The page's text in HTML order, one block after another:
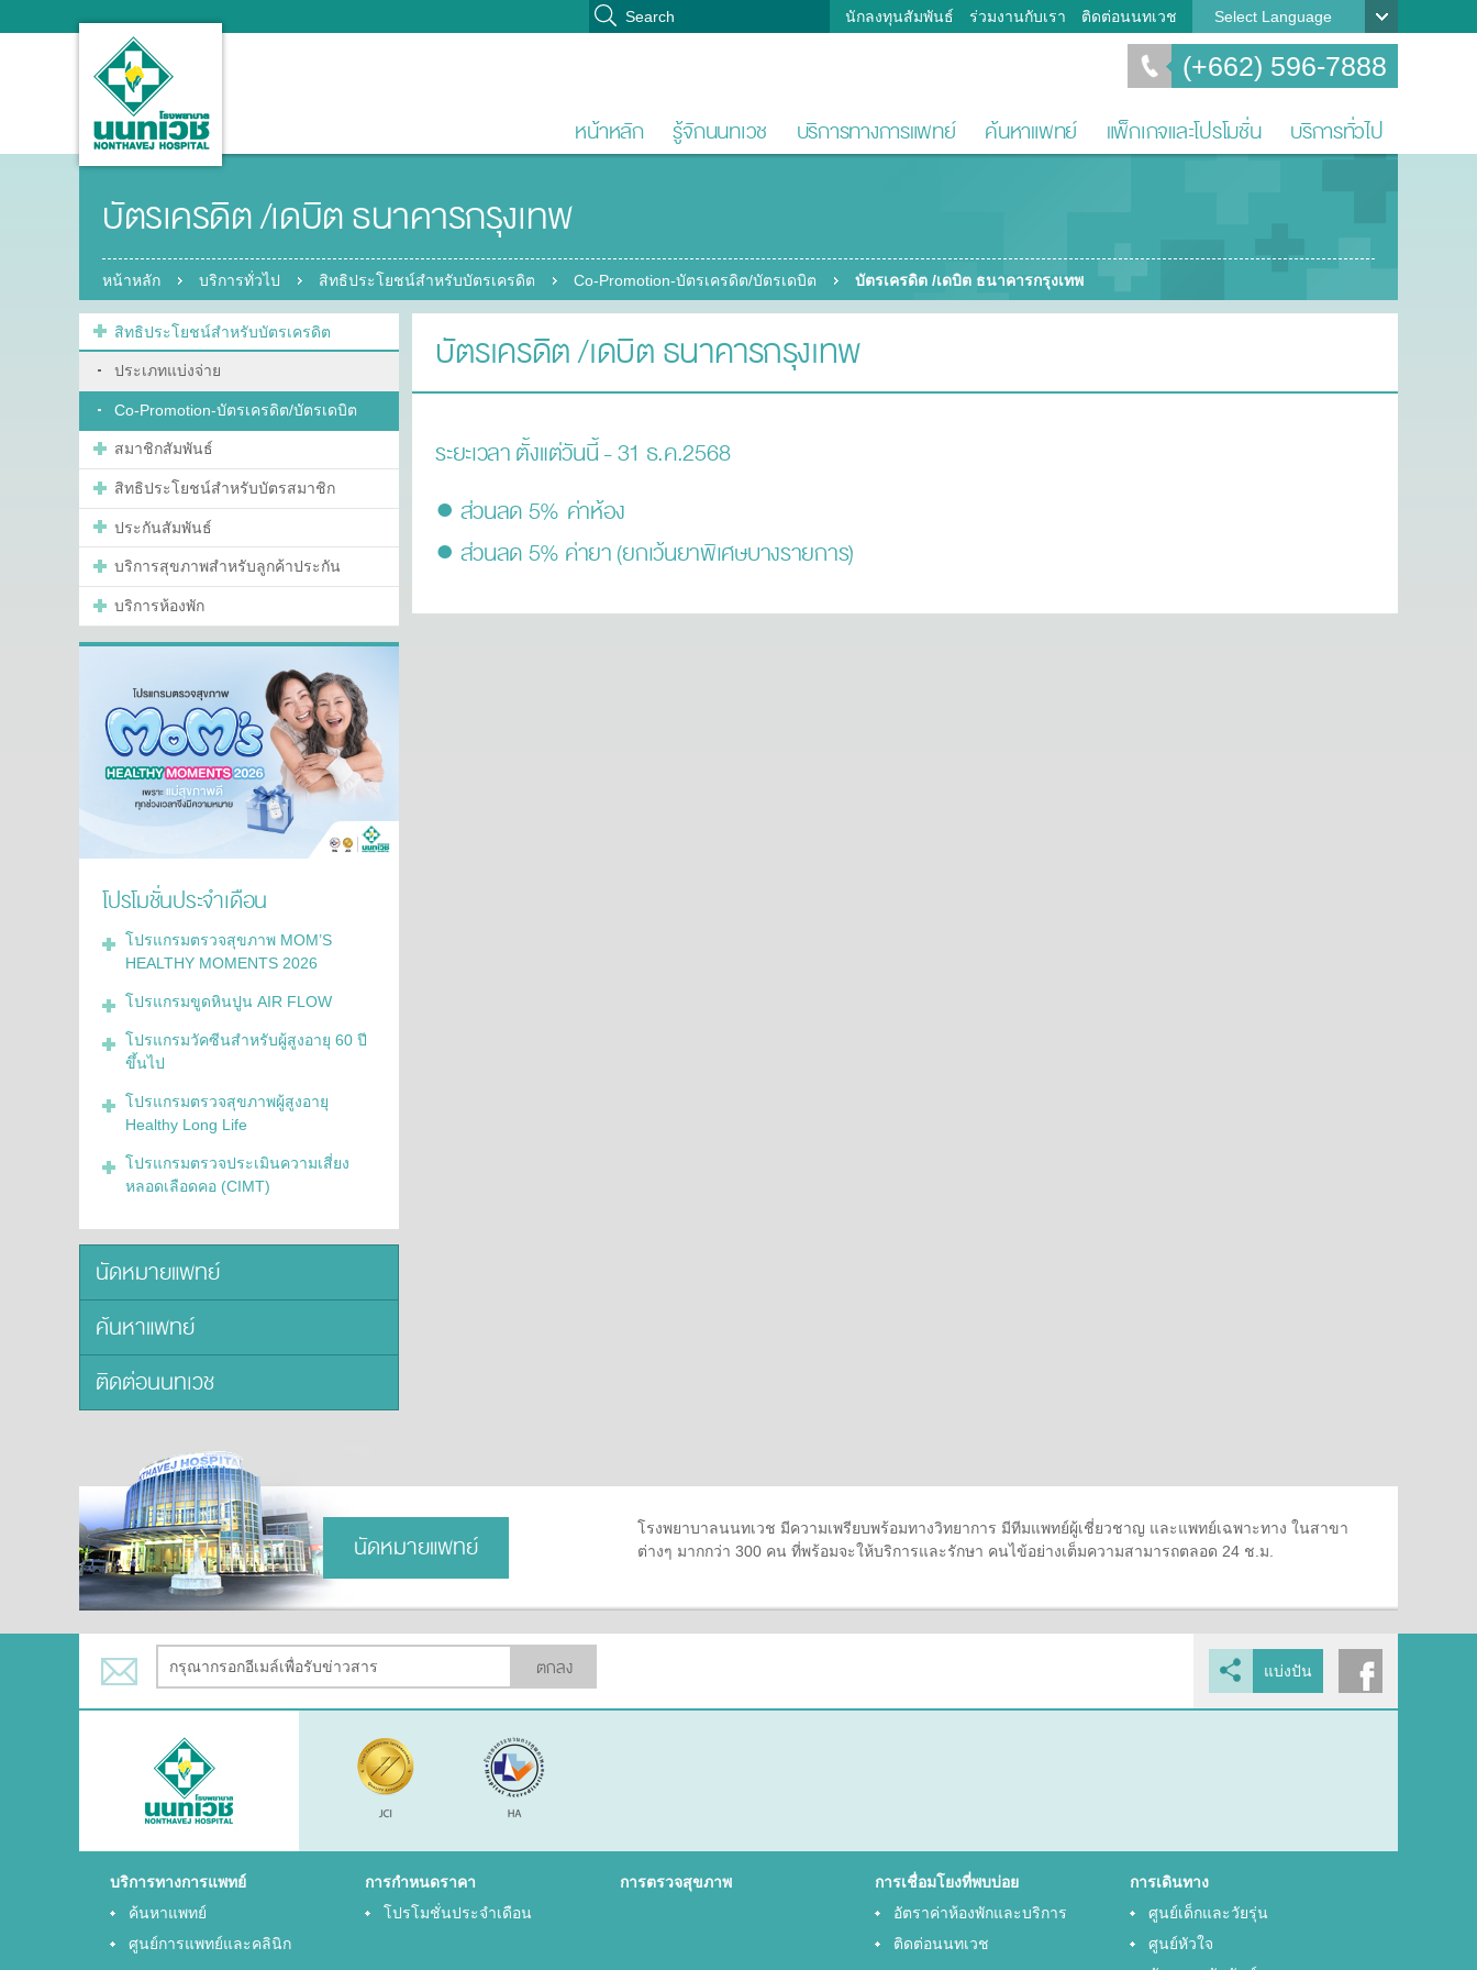
Select Language
นักลงทุนสัมพันธ์ ร่วมงานกับเรา ติดต่อนนทเวช
(+662) 596-7888
หน้าหลัก รู้จักนนทเวช บริการทางการแพทย์ ค้นหาแพทย์ แพ็กเกจและโปรโมชั่น บริการทั่วไป
บัตรเครดิต /เดบิต ธนาคารกรุงเทพ
หน้าหลัก บริการทั่วไป สิทธิประโยชน์สำหรับบัตรเครดิต Co-Promotion-บัตรเครดิต/บัตรเดบิต บัตรเครดิต /เดบิต ธนาคารกรุงเทพ
บัตรเครดิต /เดบิต ธนาคารกรุงเทพ
ระยะเวลา ตั้งแต่วันนี้ - 31 ธ.ค.2568
● ส่วนลด 5% ค่าห้อง
● ส่วนลด 5% ค่ายา (ยกเว้นยาพิเศษบางรายการ)
สิทธิประโยชน์สำหรับบัตรเครดิต
ประเภทแบ่งจ่าย
Co-Promotion-บัตรเครดิต/บัตรเดบิต
สมาชิกสัมพันธ์
สิทธิประโยชน์สำหรับบัตรสมาชิก
ประกันสัมพันธ์
บริการสุขภาพสำหรับลูกค้าประกัน
บริการห้องพัก
โปรโมชั่นประจำเดือน
โปรแกรมตรวจสุขภาพ MOM’S
HEALTHY MOMENTS 2026
โปรแกรมขูดหินปูน AIR FLOW
โปรแกรมวัคซีนสำหรับผู้สูงอายุ 60 ปี
ขึ้นไป
โปรแกรมตรวจสุขภาพผู้สูงอายุ
Healthy Long Life
โปรแกรมตรวจประเมินความเสี่ยง
หลอดเลือดคอ (CIMT)
นัดหมายแพทย์
ค้นหาแพทย์
ติดต่อนนทเวช
นัดหมายแพทย์
โรงพยาบาลนนทเวช มีความเพรียบพร้อมทางวิทยาการ มีทีมแพทย์ผู้เชี่ยวชาญ และแพทย์เฉพาะทาง ในสาขา
ต่างๆ มากกว่า 300 คน ที่พร้อมจะให้บริการและรักษา คนไข้อย่างเต็มความสามารถตลอด 24 ช.ม.
ตกลง แบ่งปัน
บริการทางการแพทย์
ค้นหาแพทย์
ศูนย์การแพทย์และคลินิก
การกำหนดราคา
โปรโมชั่นประจำเดือน
การตรวจสุขภาพ
การเชื่อมโยงที่พบบ่อย
อัตราค่าห้องพักและบริการ
ติดต่อนนทเวช
การเดินทาง
ศูนย์เด็กและวัยรุ่น
ศูนย์หัวใจ